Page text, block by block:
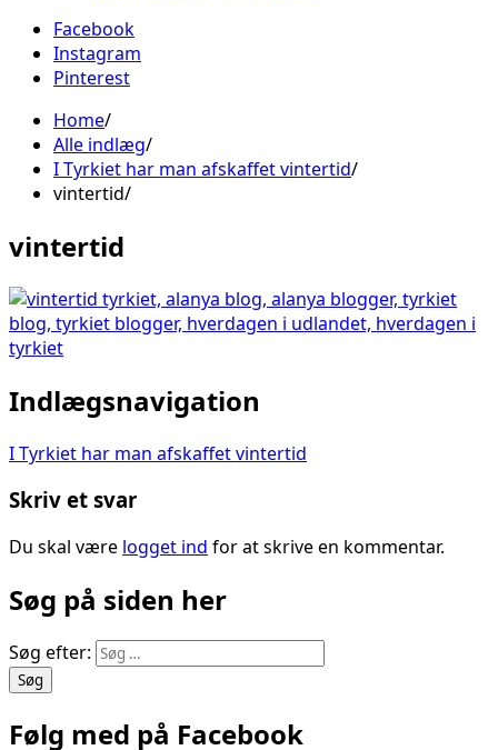
Facebook
Instagram
Pinterest
Home
Alle indlæg
I Tyrkiet har man afskaffet vintertid
vintertid
vintertid
Indlægsnavigation
I Tyrkiet har man afskaffet vintertid
Skriv et svar
Du skal være logget ind for at skrive en kommentar.
Søg på siden her
Søg efter:
Følg med på Facebook